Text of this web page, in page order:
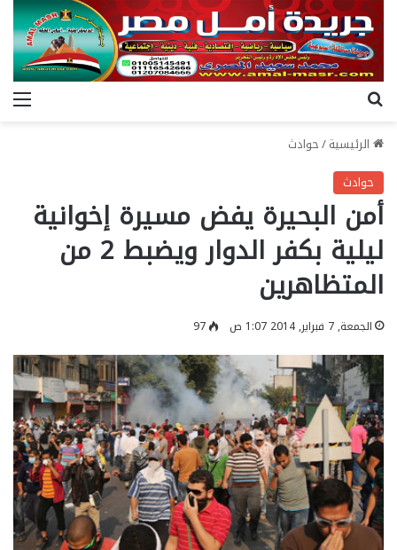
الرئيسية/حوادث
حوادث
أمن البحيرة يفض مسيرة إخوانية
ليلية بكفر الدوار ويضبط 2 من
المتظاهرين
الجمعة, 7 فبراير, 2014 1:07 ص 97